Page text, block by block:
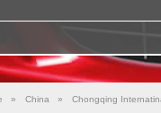
» China » Chongqing